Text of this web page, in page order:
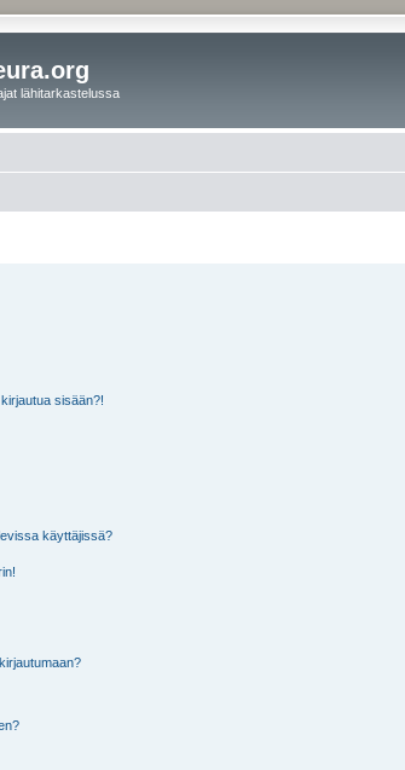
lähitarkastelussa
sisään?!
käyttäjissä?